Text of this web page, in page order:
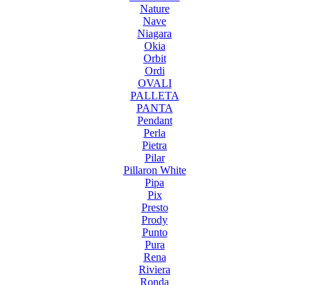
Nature
Nave
Niagara
Okia
Orbit
Ordi
OVALI
PALLETA
PANTA
Pendant
Perla
Pietra
Pilar
Pillaron White
Pipa
Pix
Presto
Prody
Punto
Pura
Rena
Riviera
Ronda